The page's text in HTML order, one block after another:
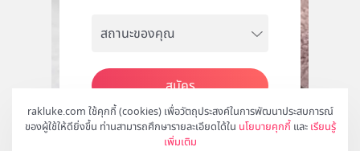
rakluke.com ใช้คุกกี้ (cookies) เพื่อวัตถุประสงค์ในการพัฒนาประสบการณ์
ของผู้ใช้ให้ดียิ่งขึ้น ท่านสามารถศึกษารายละเอียดได้ใน นโยบายคุกกี้ และ เรียนรู้
เพิ่มเติม
สมัคร